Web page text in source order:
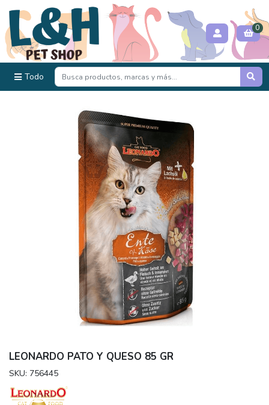
Todo
0
LEONARDO PATO Y QUESO 85 GR
SKU: 756445